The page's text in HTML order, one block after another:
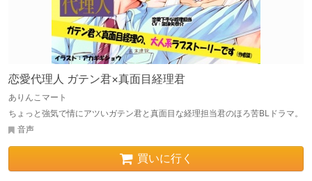
恋愛代理人 ガテン君×真面目経理君
ありんこマート
ちょっと強気で情にアツいガテン君と真面目な経理担当君のほろ苦BLドラマ。
音声
買いに行く